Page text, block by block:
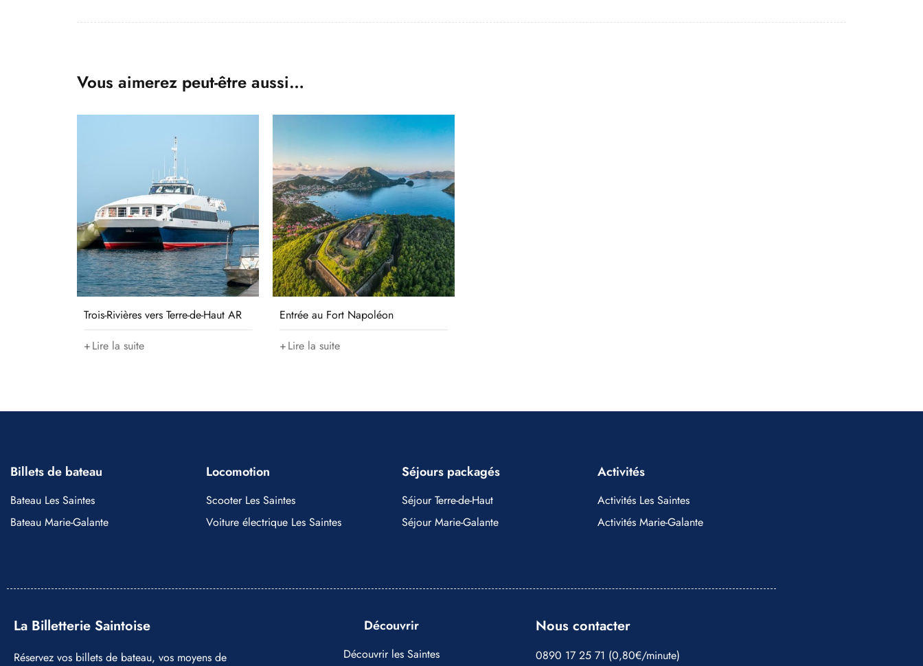
Vous aimerez peut-être aussi…
Trois-Rivières vers Terre-de-Haut AR
Lire la suite
Entrée au Fort Napoléon
Lire la suite
Billets de bateau
Bateau Les Saintes
Bateau Marie-Galante
Locomotion
Scooter Les Saintes
Voiture électrique Les Saintes
Séjours packagés
Séjour Terre-de-Haut
Séjour Marie-Galante
Activités
Activités Les Saintes
Activités Marie-Galante
La Billetterie Saintoise
Réservez vos billets de bateau, vos moyens de
Découvrir
Découvrir les Saintes
Nous contacter
0890 17 25 71 (0,80€/minute)